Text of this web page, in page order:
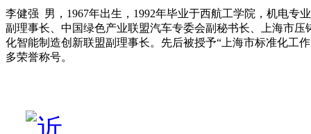
李健强 男，1967年出生，1992年毕业于西航工学院，机电专
副理事长、中国绿色产业联盟汽车专委会副秘书长、上海市
化智能制造创新联盟副理事长。先后被授予“上海市标准化工
多荣誉称号。